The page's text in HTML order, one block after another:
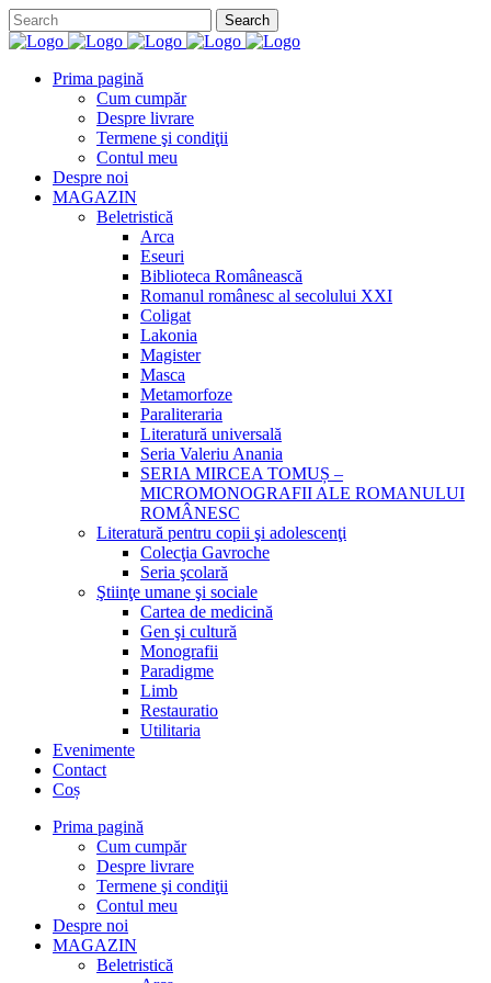
Prima pagină
Cum cumpăr
Despre livrare
Termene şi condiţii
Contul meu
Despre noi
MAGAZIN
Beletristică
Arca
Eseuri
Biblioteca Românească
Romanul românesc al secolului XXI
Coligat
Lakonia
Magister
Masca
Metamorfoze
Paraliteraria
Literatură universală
Seria Valeriu Anania
SERIA MIRCEA TOMUȘ –
MICROMONOGRAFII ALE ROMANULUI
ROMÂNESC
Literatură pentru copii şi adolescenţi
Colecţia Gavroche
Seria şcolară
Ştiinţe umane şi sociale
Cartea de medicină
Gen şi cultură
Monografii
Paradigme
Limb
Restauratio
Utilitaria
Evenimente
Contact
Coș
Prima pagină
Cum cumpăr
Despre livrare
Termene şi condiţii
Contul meu
Despre noi
MAGAZIN
Beletristică